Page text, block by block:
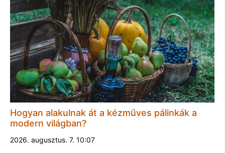
Hogyan alakulnak át a kézműves pálinkák a
modern világban?
2026. augusztus. 7. 10:07